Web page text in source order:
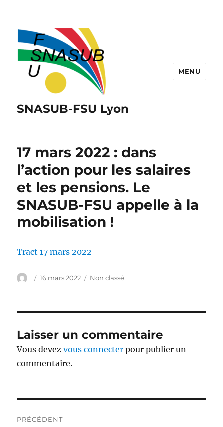
SNASUB-FSU Lyon
MENU
17 mars 2022 : dans
l’action pour les salaires
et les pensions. Le
SNASUB-FSU appelle à la
mobilisation !
Tract 17 mars 2022
Auteur
Publié
16 mars 2022 Catégories
Non classé
Laisser un commentaire
Vous devezvous connecter pour publier un
commentaire.
PRÉCÉDENT